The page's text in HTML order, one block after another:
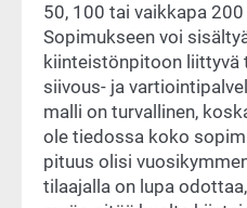
50, 100 tai vaikkapa
Sopimukseen voi
kiinteistönpitoon liittyvä
siivous- ja
malli on turvallinen,
ole tiedossa koko
pituus olisi
tilaajalla on lupa